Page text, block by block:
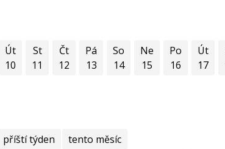
Út
10
St
11
Čt
12
Pá
13
So
14
Ne
15
Po
16
Út
17
příští týden
tento měsíc